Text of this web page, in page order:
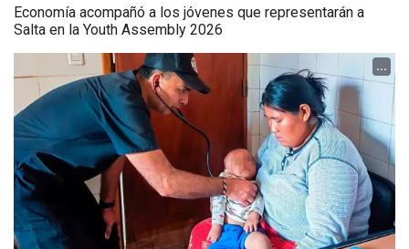
Economía acompañó a los jóvenes que representarán a
Salta en la Youth Assembly 2026
...